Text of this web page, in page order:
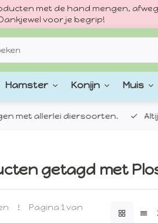
met de hand mengen,
voor je begrip!
Hamster Konijn Muis
met allerlei diersoorten. Altijd
getagd met
Pagina 1 van